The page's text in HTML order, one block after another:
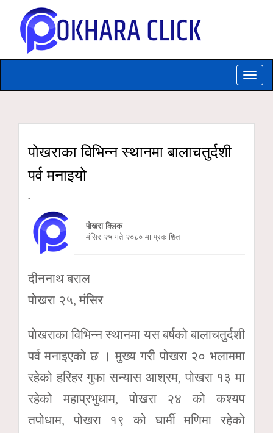
Toggle
पोखराका विभिन्न स्थानमा बालाचतुर्दशी
पर्व मनाइयो
-
पोखरा क्लिक
मंसिर २५ गते २०८० मा प्रकाशित
दीननाथ बराल
पोखरा २५, मंसिर
पोखराका विभिन्न स्थानमा यस बर्षको बालाचतुर्दशी
पर्व मनाइएको छ । मुख्य गरी पोखरा २० भलाममा
रहेको हरिहर गुफा सन्यास आश्रम, पोखरा १३ मा
रहेको महाप्रभुधाम, पोखरा २४ को कश्यप
तपोधाम, पोखरा १९ को घार्मी मणिमा रहेको